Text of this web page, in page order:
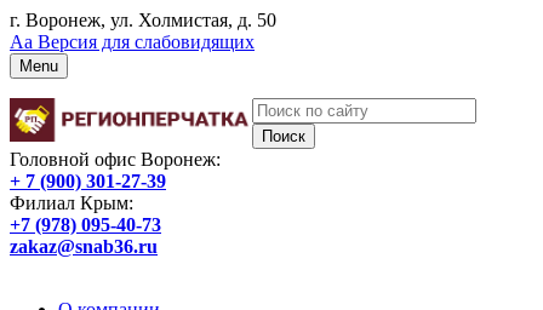
г. Воронеж, ул. Холмистая, д. 50
Аа Версия для слабовидящих
Menu
Головной офис Воронеж:
+ 7 (900) 301-27-39
Филиал Крым:
+7 (978) 095-40-73
zakaz@snab36.ru